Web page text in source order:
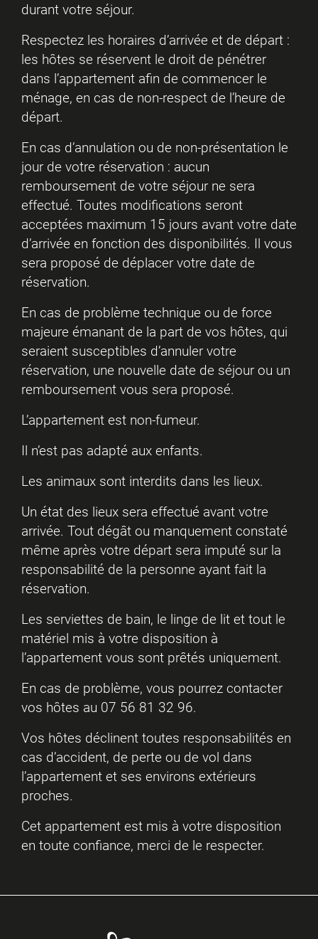
durant votre séjour.
Respectez les horaires d’arrivée et de départ :
les hôtes se réservent le droit de pénétrer
dans l’appartement afin de commencer le
ménage, en cas de non-respect de l’heure de
départ.
En cas d’annulation ou de non-présentation le
jour de votre réservation : aucun
remboursement de votre séjour ne sera
effectué. Toutes modifications seront
acceptées maximum 15 jours avant votre date
d’arrivée en fonction des disponibilités. Il vous
sera proposé de déplacer votre date de
réservation.
En cas de problème technique ou de force
majeure émanant de la part de vos hôtes, qui
seraient susceptibles d’annuler votre
réservation, une nouvelle date de séjour ou un
remboursement vous sera proposé.
L’appartement est non-fumeur.
Il n’est pas adapté aux enfants.
Les animaux sont interdits dans les lieux.
Un état des lieux sera effectué avant votre
arrivée. Tout dégât ou manquement constaté
même après votre départ sera imputé sur la
responsabilité de la personne ayant fait la
réservation.
Les serviettes de bain, le linge de lit et tout le
matériel mis à votre disposition à
l’appartement vous sont prêtés uniquement.
En cas de problème, vous pourrez contacter
vos hôtes au 07 56 81 32 96.
Vos hôtes déclinent toutes responsabilités en
cas d’accident, de perte ou de vol dans
l’appartement et ses environs extérieurs
proches.
Cet appartement est mis à votre disposition
en toute confiance, merci de le respecter.